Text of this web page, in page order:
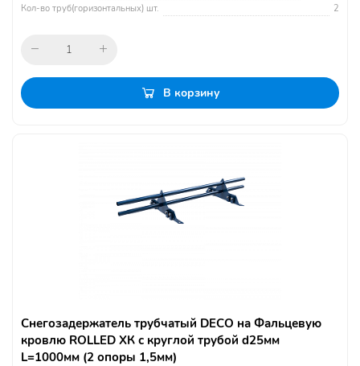
Кол-во труб(горизонтальных) шт.
2
В корзину
Снегозадержатель трубчатый DECO на Фальцевую
кровлю ROLLED ХК с круглой трубой d25мм
L=1000мм (2 опоры 1,5мм)